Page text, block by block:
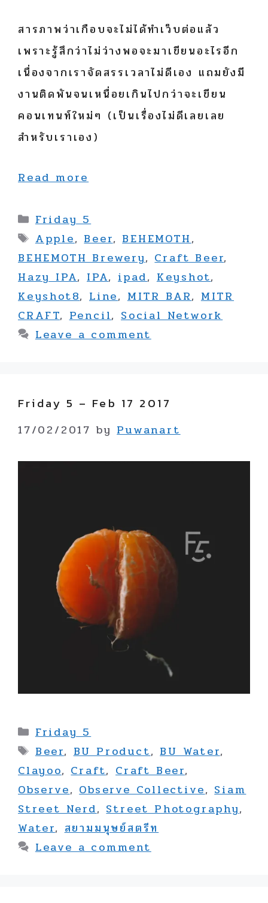
สารภาพว่าเกือบจะไม่ได้ทำเว็บต่อแล้ว
เพราะรู้สึกว่าไม่ว่างพอจะมาเขียนอะไรอีก
เนื่องจากเราจัดสรรเวลาไม่ดีเอง แถมยังมี
งานติดพันจนเหนื่อยเกินไปกว่าจะเขียน
คอนเทนท์ใหม่ๆ (เป็นเรื่องไม่ดีเลยเลย
สำหรับเราเอง)
Read more
Categories
Friday 5
Tags
Apple,Beer,BEHEMOTH,
BEHEMOTH Brewery,Craft Beer,
Hazy IPA,IPA,ipad,Keyshot,
Keyshot8,Line,MITR BAR,MITR
CRAFT,Pencil,Social Network
Leave a comment
Friday 5 – Feb 17 2017
17/02/2017 byPuwanart
Categories
Friday 5
Tags
Beer,BU Product,BU Water,
Clayoo,Craft,Craft Beer,
Observe,Observe Collective,Siam
Street Nerd,Street Photography,
Water,สยามมนุษย์สตรีท
Leave a comment